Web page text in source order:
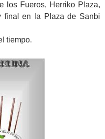
los Fueros, Herriko Plaza,
final en la Plaza de Sanbi
tiempo.